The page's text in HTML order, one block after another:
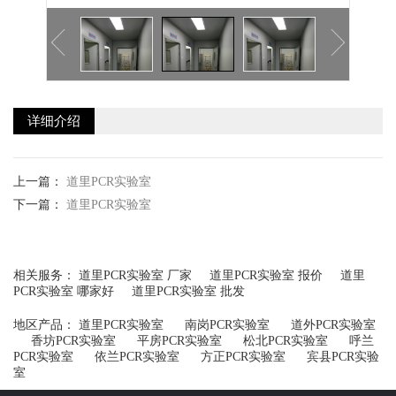
详细介绍
上一篇： 道里PCR实验室
下一篇： 道里PCR实验室
相关服务： 道里PCR实验室 厂家 道里PCR实验室 报价
道里
PCR实验室 哪家好
道里PCR实验室 批发
地区产品： 道里PCR实验室 南岗PCR实验室
道外PCR实验室
香坊PCR实验室
平房PCR实验室 松北PCR实验室
呼兰
PCR实验室
依兰PCR实验室 方正PCR实验室
宾县PCR实验
室